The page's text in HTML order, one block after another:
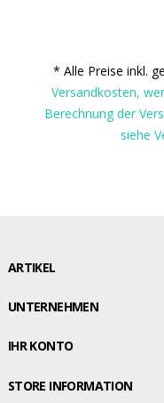
* Alle Preise inkl.
Versandkosten,
Berechnung der
siehe
ARTIKEL
UNTERNEHMEN
IHR KONTO
STORE INFORMATION